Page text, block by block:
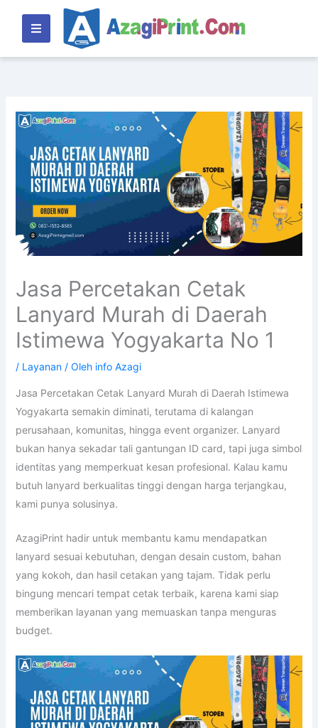
konten
Jasa Percetakan Cetak
Lanyard Murah di Daerah
Istimewa Yogyakarta No 1
/ Layanan/ Oleh info Azagi
Jasa Percetakan Cetak Lanyard Murah di Daerah Istimewa
Yogyakarta semakin diminati, terutama di kalangan
perusahaan, komunitas, hingga event organizer. Lanyard
bukan hanya sekadar tali gantungan ID card, tapi juga simbol
identitas yang memperkuat kesan profesional. Kalau kamu
butuh lanyard berkualitas tinggi dengan harga terjangkau,
kami punya solusinya.
AzagiPrint hadir untuk membantu kamu mendapatkan
lanyard sesuai kebutuhan, dengan desain custom, bahan
yang kokoh, dan hasil cetakan yang tajam. Tidak perlu
bingung mencari tempat cetak terbaik, karena kami siap
memberikan layanan yang memuaskan tanpa menguras
budget.